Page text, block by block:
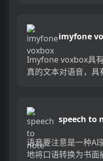
imyfone
Imyfone voxbox具
真的文本对语音，
speech to
语音要注意是一种AI
地将口语转换为书面